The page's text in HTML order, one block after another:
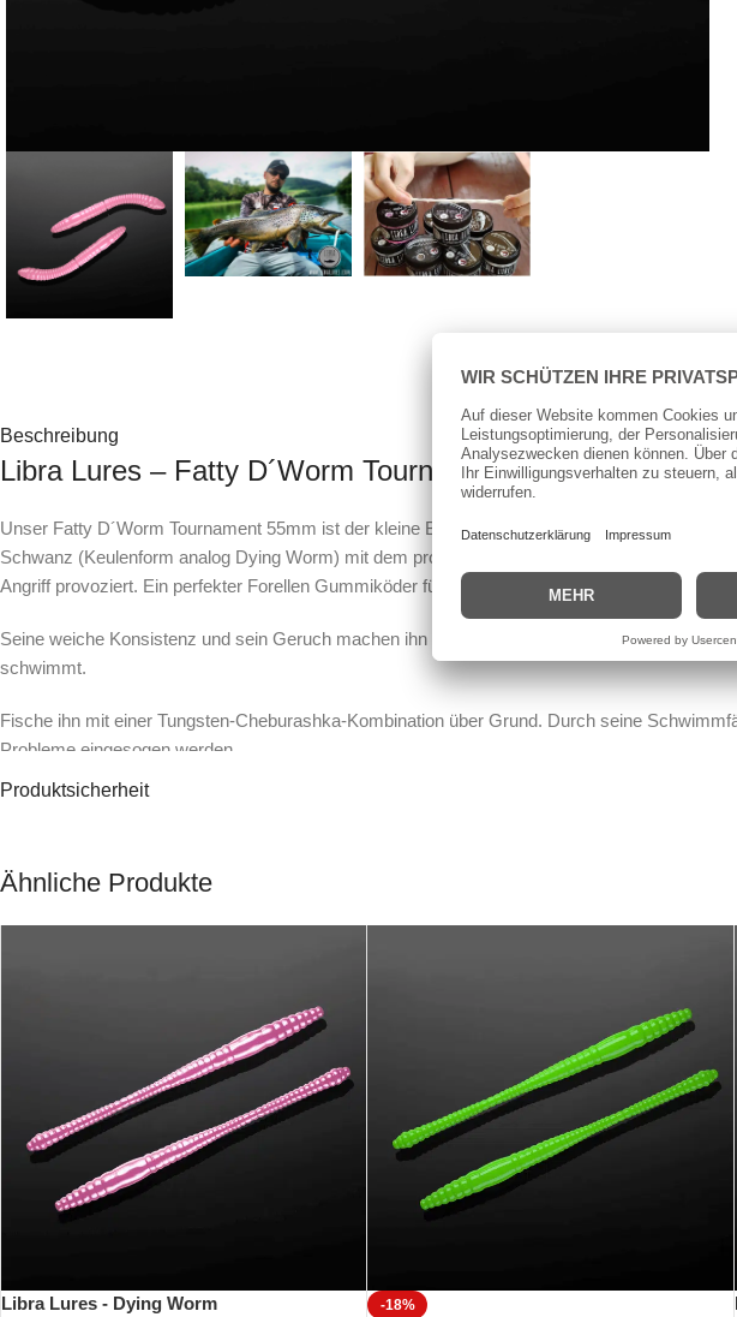
Beschreibung
Libra Lures – Fatty D´Worm Tournament 55mm
Unser Fatty D´Worm Tournament 55mm ist der kleine Bruder des Fatty D´Worm 65 und
Schwanz (Keulenform analog Dying Worm) mit dem profilierten hinteren Teil pulsiert noch
Angriff provoziert. Ein perfekter Forellen Gummiköder für stehendes Wasser. Die Länge
Seine weiche Konsistenz und sein Geruch machen ihn zu der perfekten Alternative zu
schwimmt.
Fische ihn mit einer Tungsten-Cheburashka-Kombination über Grund. Durch seine
Probleme eingesogen werden.
DerFatty D´Wormkommt in einer wieder verschließbaren Dose. Lege ihn einfach in die
Libra Lures ist eine Gruppe von Enthusiasten rund um Mateusz Okoń (Gründungsmitglied)
und bester Ufer-Raubfischspinnangler der Welt). Die Produkte sind das Ergebnis
Die Produkte bestechen durch ihre einzigartige Gummimischung und der detailgetreuen
somit haltbarer als andere Produkte.
Produktsicherheit
Ähnliche Produkte
Libra Lures - Dying Worm -18%